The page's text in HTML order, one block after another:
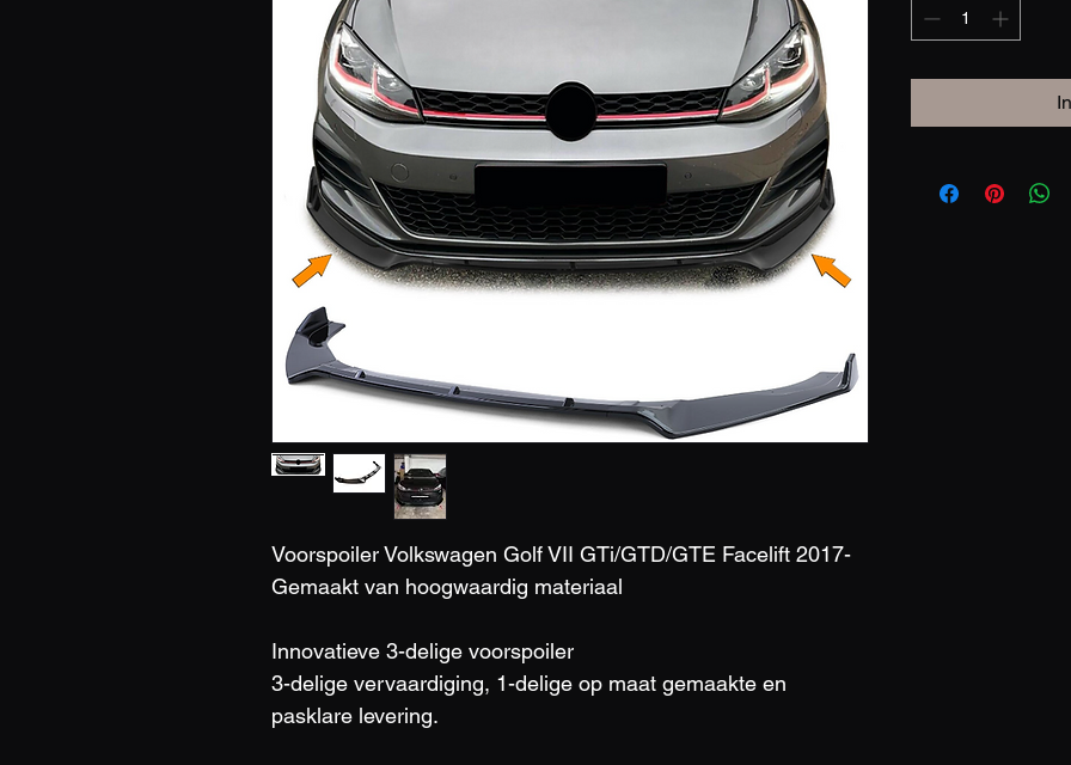
Voorspoiler Volkswagen Golf VII GTi/GTD/GTE Facelift 2017-
Gemaakt van hoogwaardig materiaal
Innovatieve 3-delige voorspoiler
3-delige vervaardiging, 1-delige op maat gemaakte en
pasklare levering.